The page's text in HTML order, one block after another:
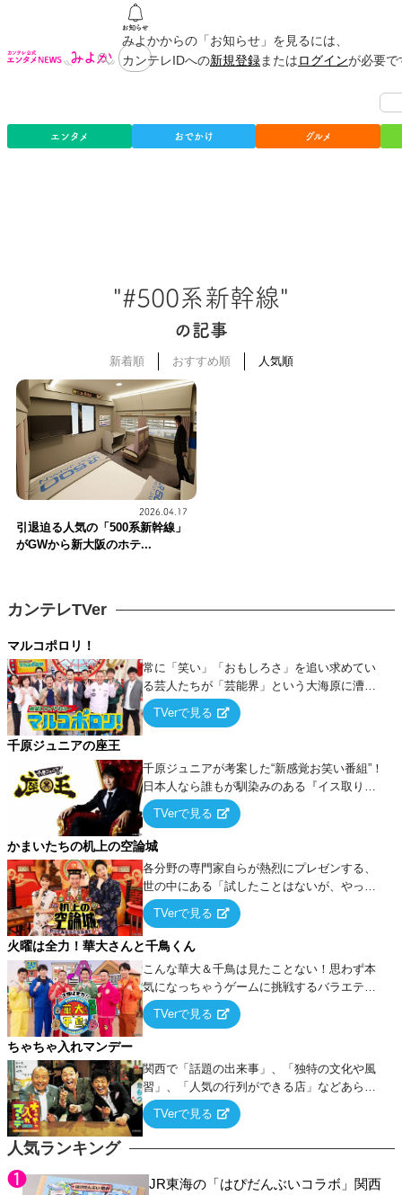
みよかからの「お知らせ」を見るには、
カンテレIDへの新規登録またはログインが必要
エンタメ おでかけ グルメ
"#500系新幹線"
の記事
新着順 おすすめ順 人気順
2026.04.17
引退迫る人気の「500系新幹線」
がGWから新大阪のホテ...
人気ランキング
JR東海の「はぴだんぶいコラボ」関西
カンテレTVer
マルコポロリ！
常に「笑い」「おもしろさ」を追い求めてい
る芸人たちが「芸能界」という大海原に漕ぎ
出でて、新たなオモシロ人間を発掘する！
TVerで見る
千原ジュニアの座王
千原ジュニアが考案した“新感覚お笑い番組”！
日本人なら誰もが馴染みのある『イス取りゲ
ーム』をベースに、大喜利・ギャグ・モノボ
ケ・歌…など様々なお題で芸人がショートネ
タを競い合う！
TVerで見る
かまいたちの机上の空論城
各分野の専門家自らが熱烈にプレゼンする、
世の中にある「試したことはないが、やって
みたらこうなる！…ハズ」という“机上の空
論”に若手芸人らがカラダを張って挑む！
TVerで見る
火曜は全力！華大さんと千鳥くん
こんな華大＆千鳥は見たことない！思わず本
気になっちゃうゲームに挑戦するバラエティ
ー！
TVerで見る
ちゃちゃ入れマンデー
関西で「話題の出来事」、「独特の文化や風
習」、「人気の行列ができる店」などあらゆ
るテーマについて好き放題にちゃちゃを入れ
ていく関西色を前面に押し出したトークバラ
TVerで見る